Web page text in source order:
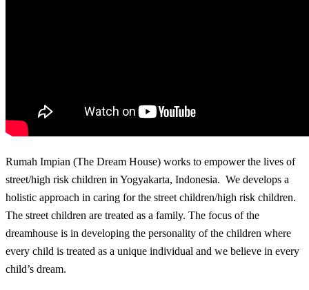
Rumah Impian (The Dream House) works to empower the lives of
street/high risk children in Yogyakarta, Indonesia. We develops a
holistic approach in caring for the street children/high risk children.
The street children are treated as a family. The focus of the
dreamhouse is in developing the personality of the children where
every child is treated as a unique individual and we believe in every
child’s dream.